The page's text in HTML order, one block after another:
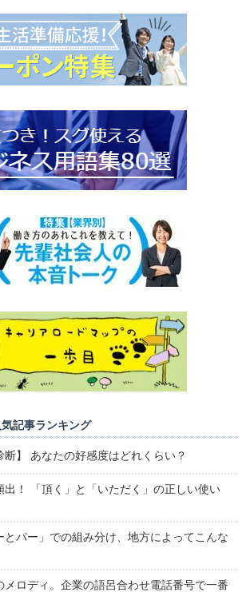
記事ランキング
断】 あなたの好感度はどれくらい？
出！ 「頂く」と「いただく」の正しい使い
とパー」での組み分け、地方によってこんな
メロディ。企業の語呂合わせ電話番号で一番